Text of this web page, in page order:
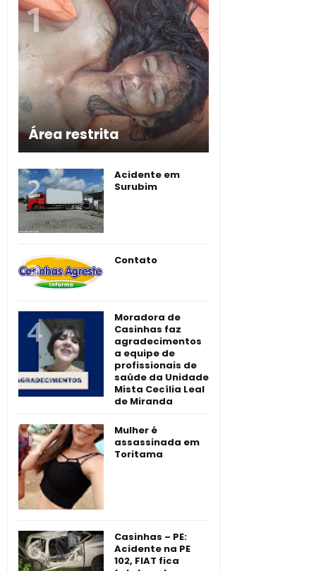
Área restrita
Acidente em
Surubim
Contato
Moradora de
Casinhas faz
agradecimentos
a equipe de
profissionais de
saúde da Unidade
Mista Cecília Leal
de Miranda
Mulher é
assassinada em
Toritama
Casinhas – PE:
Acidente na PE
102, FIAT fica